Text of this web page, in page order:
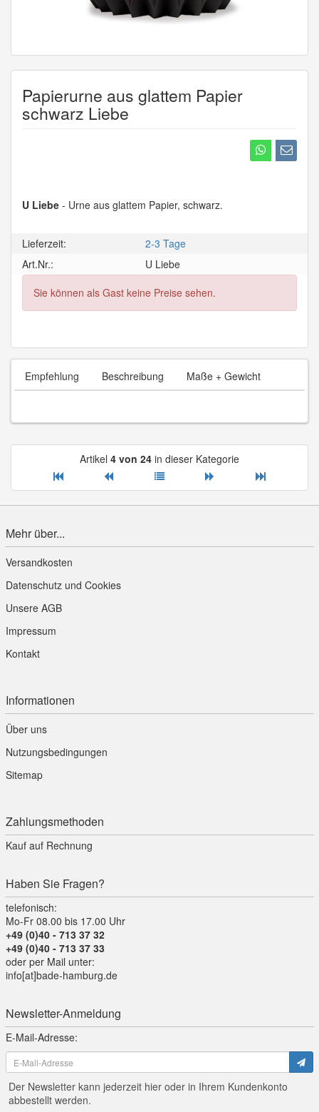
Papierurne aus glattem Papier
schwarz Liebe
U Liebe - Urne aus glattem Papier, schwarz.
Lieferzeit:
2-3 Tage
Art.Nr.:
U Liebe
Sie können als Gast keine Preise sehen.
Empfehlung Beschreibung Maße + Gewicht
Artikel 4 von 24 in dieser Kategorie
Mehr über...
Versandkosten
Datenschutz und Cookies
Unsere AGB
Impressum
Kontakt
Informationen
Über uns
Nutzungsbedingungen
Sitemap
Zahlungsmethoden
Kauf auf Rechnung
Haben Sie Fragen?
telefonisch:
Mo-Fr 08.00 bis 17.00 Uhr
+49 (0)40 - 713 37 32
+49 (0)40 - 713 37 33
oder per Mail unter:
info[at]bade-hamburg.de
Newsletter-Anmeldung
E-Mail-Adresse:
Der Newsletter kann jederzeit hier oder in Ihrem Kundenkonto
abbestellt werden.